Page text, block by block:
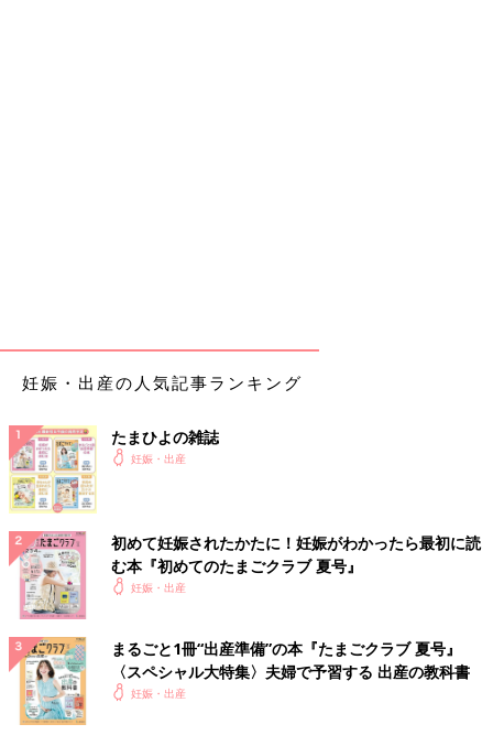
妊娠・出産の人気記事ランキング
たまひよの雑誌
妊娠・出産
初めて妊娠されたかたに！妊娠がわかったら最初に読
む本『初めてのたまごクラブ 夏号』
妊娠・出産
まるごと1冊“出産準備”の本『たまごクラブ 夏号』
〈スペシャル大特集〉夫婦で予習する 出産の教科書
妊娠・出産